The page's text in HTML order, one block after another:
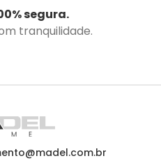
segura.
tranquilidade.